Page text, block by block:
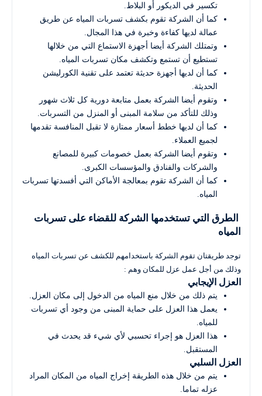
تكسير في الديكور أو البلاط.
كما أن الشركة تقوم بكشف تسربات المياه عن طريق
عمالة لديها كفاءة وخبرة في هذا المجال.
وتمتلك الشركة أيضا أجهزة الاستماع التي من خلالها
تستطيع أن تستمع وتكشف مكان تسربات المياه.
كما أن لديها أجهزة حديثة تعتمد على تقنية الكورليشن
الحديثة.
وتقوم أيضا الشركة بعمل متابعة دورية كل ثلاث شهور
وذلك للتأكد من سلامة المبنى أو المنزل من التسربات.
كما أن لديها خطط أسعار ممتازة لا تقبل المنافسة تقدمها
لجميع العملاء.
وتقوم أيضا الشركة بعمل خصومات كبيرة للمصانع
والشركات والفنادق والمؤسسات الكبرى.
كما أن الشركة تقوم بمعالجة الأماكن التي أفسدتها تسربات
المياه.
الطرق التي تستخدمها الشركة للقضاء على تسربات
المياه
توجد طريقتان تقوم الشركة باستخدامهم للكشف عن تسربات المياه
وذلك من أجل عمل عزل للمكان وهم :
العزل الإيجابي
يتم ذلك من خلال منع المياه من الدخول إلى مكان العزل.
يعمل هذا العزل على حماية المبنى من وجود أي تسربات
للمياه.
هذا العزل هو إجراء تحسبي لأي شيء قد يحدث في
المستقبل.
العزل السلبي
يتم من خلال هذه الطريقة إخراج المياه من المكان المراد
عزله تماما.